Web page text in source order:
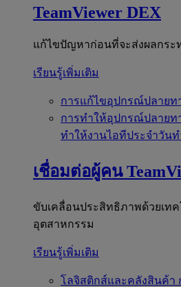
TeamViewer DEX
แก้ไขปัญหาก่อนที่จะส่งผลกระ
เรียนรู้เพิ่มเติม
การแก้ไขอุปกรณ์ปลายท
การทำให้อุปกรณ์ปลายท
ทำให้งานไอทีประจำวัน
เชื่อมต่อผู้คน
ขับเคลื่อนประสิทธิภาพด้วยเท
อุตสาหกรรม
เรียนรู้เพิ่มเติม
โลจิสติกส์และคลังสินค้า